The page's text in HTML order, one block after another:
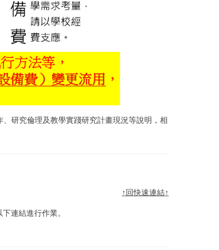
研究倫理及教學實踐研究計畫現況等說明，相
↑回快速連結↑
連結進行作業。